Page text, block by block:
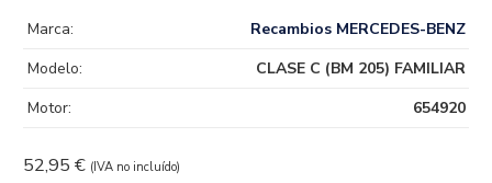
52,95 € (IVA no incluído)
Marca:
Recambios MERCEDES-BENZ
Modelo:
CLASE C (BM 205) FAMILIAR
Motor:
654920